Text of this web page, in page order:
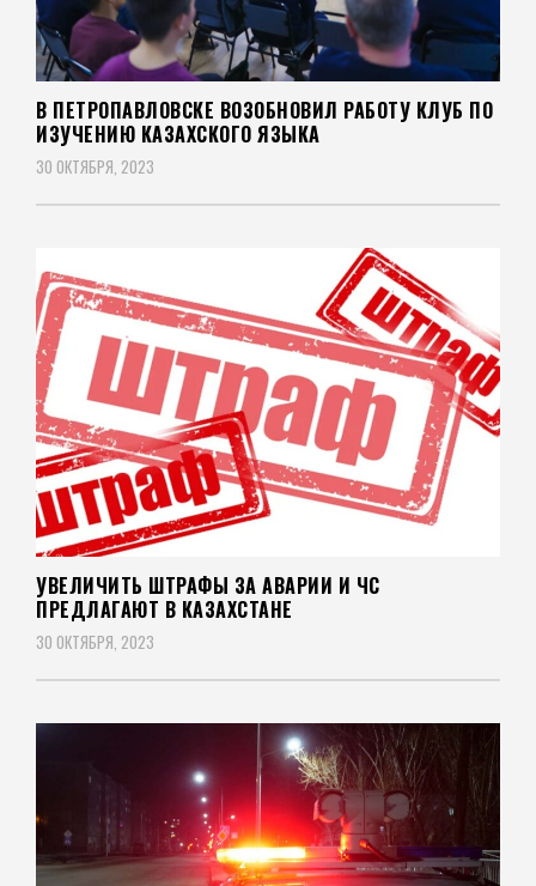
В ПЕТРОПАВЛОВСКЕ ВОЗОБНОВИЛ РАБОТУ КЛУБ ПО
ИЗУЧЕНИЮ КАЗАХСКОГО ЯЗЫКА
30 ОКТЯБРЯ, 2023
УВЕЛИЧИТЬ ШТРАФЫ ЗА АВАРИИ И ЧС
ПРЕДЛАГАЮТ В КАЗАХСТАНЕ
30 ОКТЯБРЯ, 2023